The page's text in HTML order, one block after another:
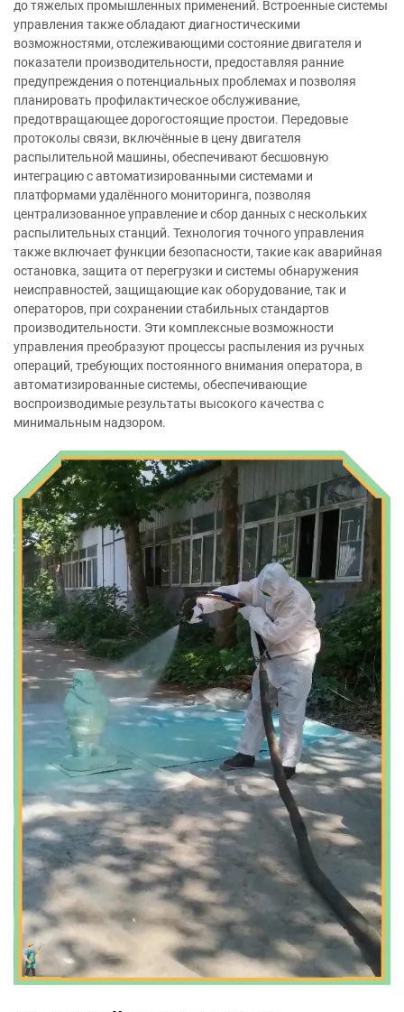
до тяжелых промышленных применений. Встроенные системы
управления также обладают диагностическими
возможностями, отслеживающими состояние двигателя и
показатели производительности, предоставляя ранние
предупреждения о потенциальных проблемах и позволяя
планировать профилактическое обслуживание,
предотвращающее дорогостоящие простои. Передовые
протоколы связи, включённые в цену двигателя
распылительной машины, обеспечивают бесшовную
интеграцию с автоматизированными системами и
платформами удалённого мониторинга, позволяя
централизованное управление и сбор данных с нескольких
распылительных станций. Технология точного управления
также включает функции безопасности, такие как аварийная
остановка, защита от перегрузки и системы обнаружения
неисправностей, защищающие как оборудование, так и
операторов, при сохранении стабильных стандартов
производительности. Эти комплексные возможности
управления преобразуют процессы распыления из ручных
операций, требующих постоянного внимания оператора, в
автоматизированные системы, обеспечивающие
воспроизводимые результаты высокого качества с
минимальным надзором.